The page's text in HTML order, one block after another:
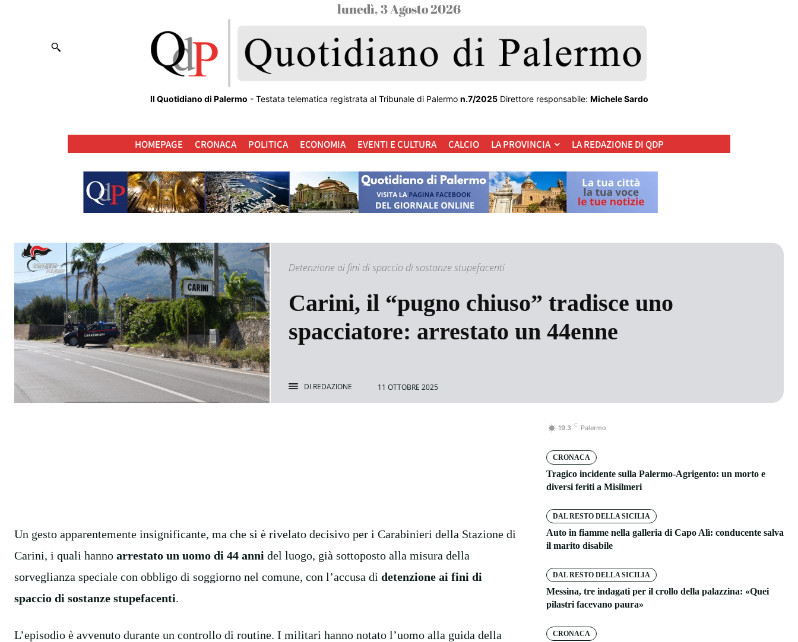
lunedì, 3 Agosto 2026
Il Quotidiano di Palermo - Testata telematica registrata al Tribunale di Palermo n.7/2025Direttore responsabile: Michele Sardo
HOMEPAGE CRONACA POLITICA ECONOMIA EVENTI E CULTURA CALCIO LA PROVINCIA LA REDAZIONE DI QDP
Detenzione ai fini di spaccio di sostanze stupefacenti
Carini, il “pugno chiuso” tradisce uno
spacciatore: arrestato un 44enne
DI REDAZIONE 11 OTTOBRE 2025
Un gesto apparentemente insignificante, ma che si è rivelato decisivo per i Carabinieri della Stazione di
Carini, i quali hanno arrestato un uomo di 44 anni del luogo, già sottoposto alla misura della
sorveglianza speciale con obbligo di soggiorno nel comune, con l’accusa di detenzione ai fini di
spaccio di sostanze stupefacenti.
L’episodio è avvenuto durante un controllo di routine. I militari hanno notato l’uomo alla guida della
19.3 C Palermo
CRONACA
Tragico incidente sulla Palermo-Agrigento: un morto e
diversi feriti a Misilmeri
DAL RESTO DELLA SICILIA
Auto in fiamme nella galleria di Capo Alì: conducente salva
il marito disabile
DAL RESTO DELLA SICILIA
Messina, tre indagati per il crollo della palazzina: «Quei
pilastri facevano paura»
CRONACA